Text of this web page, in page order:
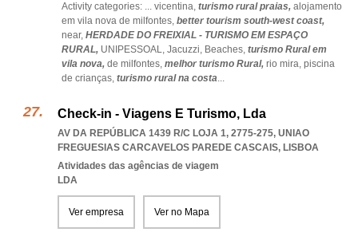
Activity categories: ... vicentina, turismo rural praias, alojamento
em vila nova de milfontes, better tourism south-west coast,
near, HERDADE DO FREIXIAL - TURISMO EM ESPAÇO
RURAL, UNIPESSOAL, Jacuzzi, Beaches, turismo Rural em
vila nova, de milfontes, melhor turismo Rural, rio mira, piscina
de crianças, turismo rural na costa...
Check-in - Viagens E Turismo, Lda
AV DA REPÚBLICA 1439 R/C LOJA 1, 2775-275, UNIAO
FREGUESIAS CARCAVELOS PAREDE CASCAIS, LISBOA
Atividades das agências de viagem
LDA
Ver empresa Ver no Mapa